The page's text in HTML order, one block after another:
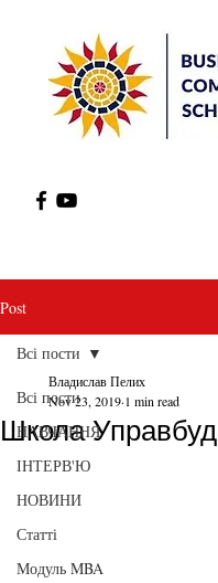
Post
Всі пости
НАВЧАННЯ
ІНТЕРВ'Ю
НОВИНИ
Статті
Модуль MBA
Всі пости
Школа Управбуд
Владислав Пелих
Nov 23, 2019 1 min read